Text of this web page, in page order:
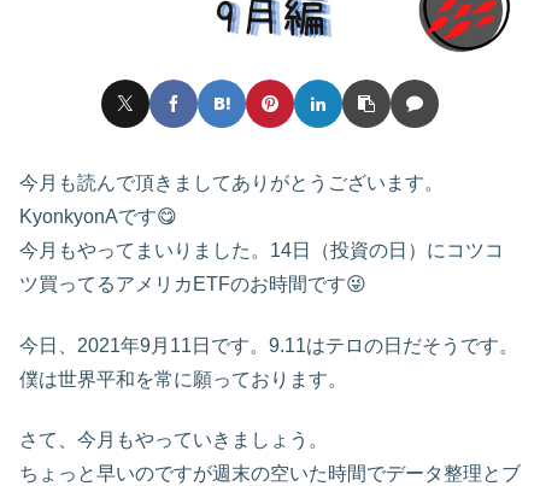
今月も読んで頂きましてありがとうございます。
KyonkyonAです😋
今月もやってまいりました。14日（投資の日）にコツコ
ツ買ってるアメリカETFのお時間です😜
今日、2021年9月11日です。9.11はテロの日だそうです。
僕は世界平和を常に願っております。
さて、今月もやっていきましょう。
ちょっと早いのですが週末の空いた時間でデータ整理とブ